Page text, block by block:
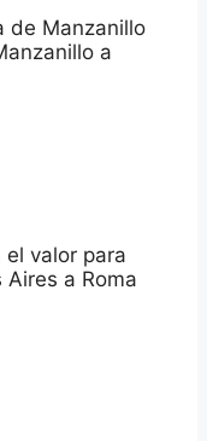
de Manzanillo
a
el valor para
a Roma